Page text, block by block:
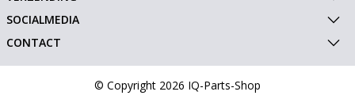
SOCIALMEDIA
CONTACT
© Copyright 2026 IQ-Parts-Shop